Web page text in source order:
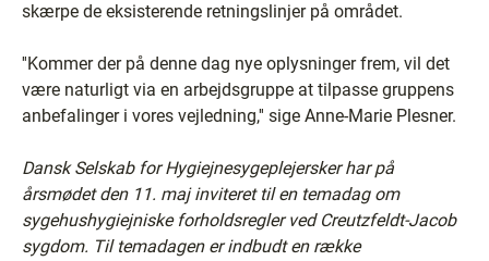
skærpe de eksisterende retningslinjer på området.
''Kommer der på denne dag nye oplysninger frem, vil det
være naturligt via en arbejdsgruppe at tilpasse gruppens
anbefalinger i vores vejledning,'' sige Anne-Marie Plesner.
Dansk Selskab for Hygiejnesygeplejersker har på
årsmødet den 11. maj inviteret til en temadag om
sygehushygiejniske forholdsregler ved Creutzfeldt-Jacob
sygdom. Til temadagen er indbudt en række